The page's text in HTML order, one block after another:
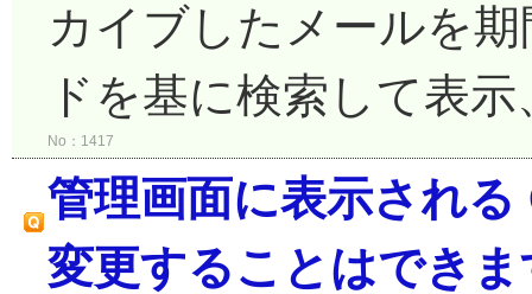
カイブしたメールを
ドを基に検索して表
No：1417
管理画面に表示され
変更することはでき